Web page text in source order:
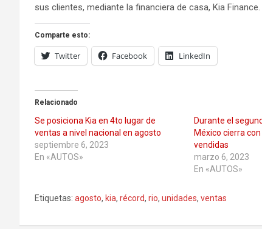
sus clientes, mediante la financiera de casa, Kia Finance.
Comparte esto:
Twitter Facebook LinkedIn
Relacionado
Se posiciona Kia en 4to lugar de
ventas a nivel nacional en agosto
septiembre 6, 2023
En «AUTOS»
Durante el
México cierra
vendidas
marzo 6, 2023
En «AUTOS»
Etiquetas: agosto, kia, récord, rio, unidades, ventas